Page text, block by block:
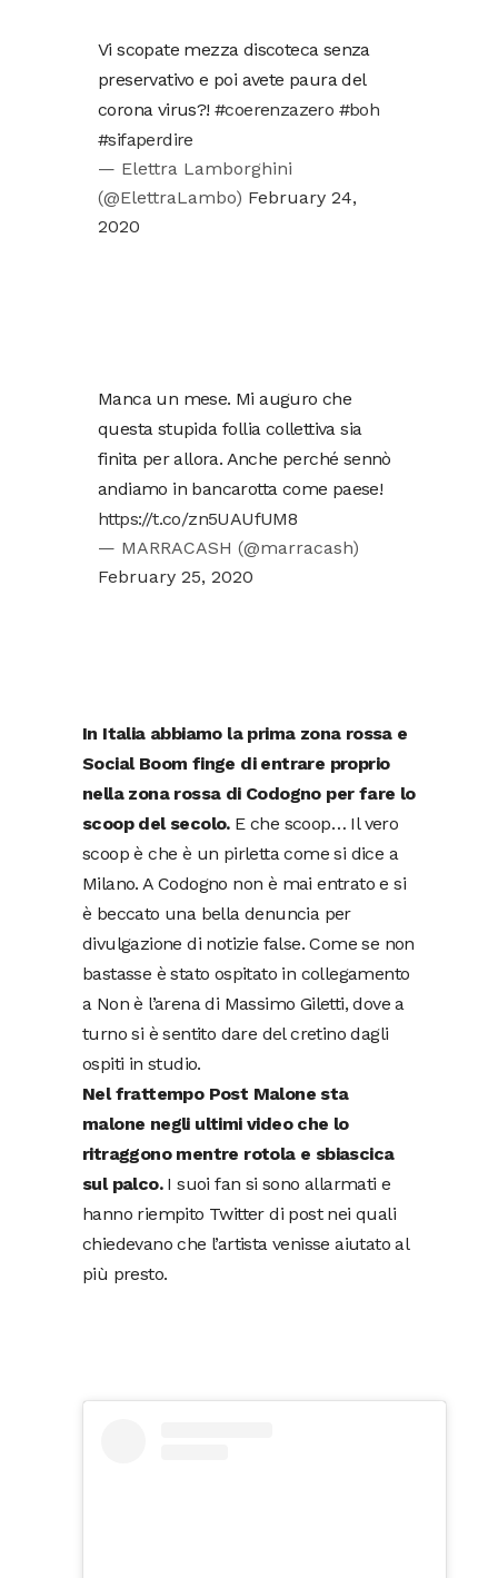
Vi scopate mezza discoteca senza
preservativo e poi avete paura del
corona virus?!#coerenzazero #boh
#sifaperdire
— Elettra Lamborghini
(@ElettraLambo) February 24,
2020
Manca un mese. Mi auguro che
questa stupida follia collettiva sia
finita per allora. Anche perché sennò
andiamo in bancarotta come paese!
https://t.co/zn5UAUfUM8
— MARRACASH (@marracash)
February 25, 2020
In Italia abbiamo la prima zona rossa e
Social Boom finge di entrare proprio
nella zona rossa di Codogno per fare lo
scoop del secolo.E che scoop… Il vero
scoop è che è un pirletta come si dice a
Milano. A Codogno non è mai entrato e si
è beccato una bella denuncia per
divulgazione di notizie false. Come se non
bastasse è stato ospitato in collegamento
a Non è l’arena di Massimo Giletti, dove a
turno si è sentito dare del cretino dagli
ospiti in studio.
Nel frattempo Post Malone sta
malone negli ultimi video che lo
ritraggono mentre rotola e sbiascica
sul palco.I suoi fan si sono allarmati e
hanno riempito Twitter di post nei quali
chiedevano che l’artista venisse aiutato al
più presto.